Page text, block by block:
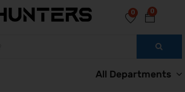
0
0
All Departments